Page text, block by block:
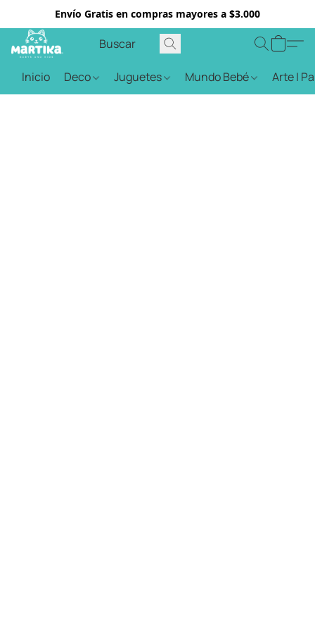
Envío Gratis en compras mayores a $3.000
Inicio Deco Juguetes Mundo Bebé Arte |